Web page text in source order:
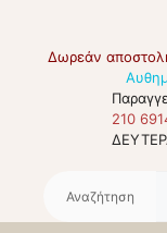
περιεχόμενο
Δωρεάν
210